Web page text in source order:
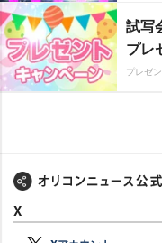
試写
プレ
プレゼ
X